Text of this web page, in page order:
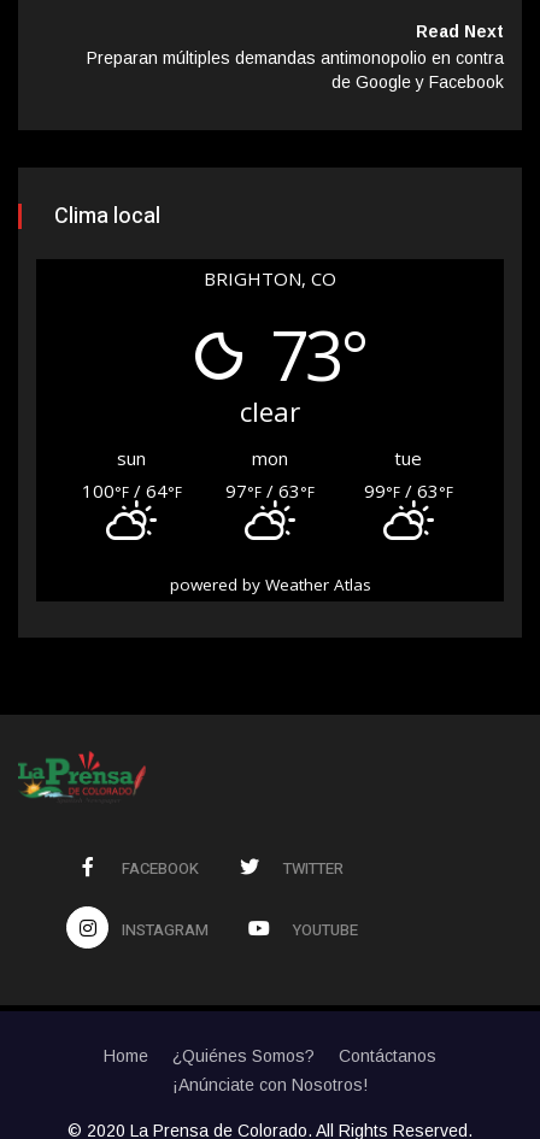
Read Next
Preparan múltiples demandas antimonopolio en contra
de Google y Facebook
Clima local
BRIGHTON, CO
73°
clear
sun mon
tue
100°F/ 64°F 97°F/ 63°F 99°F/ 63°F
powered by Weather Atlas
FACEBOOK TWITTER
INSTAGRAM YOUTUBE
Home ¿Quiénes Somos?
Contáctanos
¡Anúnciate con Nosotros!
© 2020 La Prensa de Colorado. All Rights Reserved.